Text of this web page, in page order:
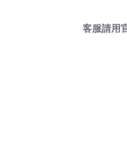
客服請用